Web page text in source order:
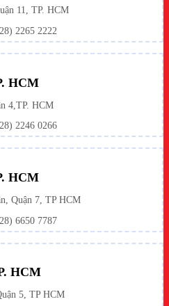
11, TP. HCM
2265 2222
HCM
4,TP. HCM
2246 0266
HCM
Quận 7, TP HCM
6650 7787
HCM
5, TP HCM